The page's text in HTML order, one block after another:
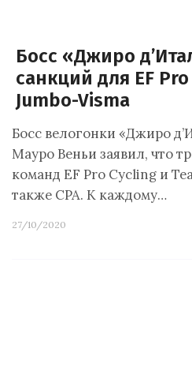
Босс «Джиро
санкций для EF
Jumbo-Visma
Босс велогонки «Джиро
Мауро Веньи заявил, что
команд EF Pro Cycling и
также CPA. К каждому…
27/10/2020